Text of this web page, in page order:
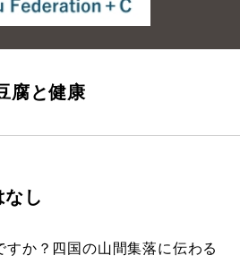
腐と健康
なし
すか？四国の山間集落に伝わる